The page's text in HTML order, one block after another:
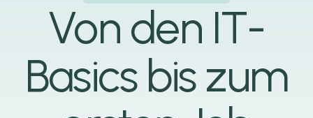
Von den IT-
Basics bis zum